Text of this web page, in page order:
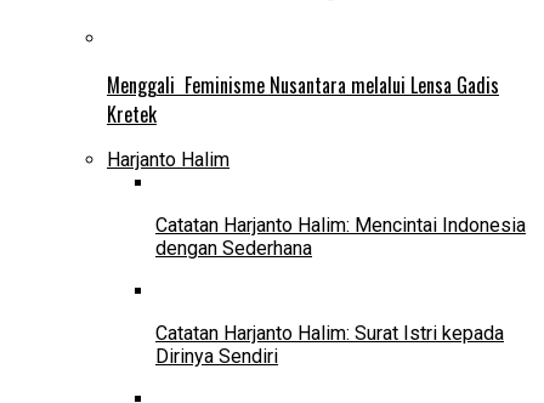
Menggali Feminisme Nusantara melalui Lensa Gadis
Kretek
Harjanto Halim
Catatan Harjanto Halim: Mencintai Indonesia
dengan Sederhana
Catatan Harjanto Halim: Surat Istri kepada
Dirinya Sendiri